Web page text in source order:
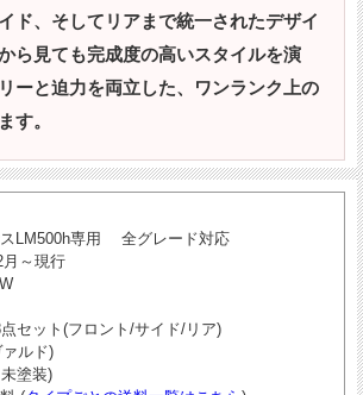
ド、そしてリアまで統一されたデザイ
ら見ても完成度の高いスタイルを演
ーと迫力を両立した、ワンランク上の
す。
スLM500h専用 全グレード対応
月～現行
点セット(フロント/サイド/リア)
ァルド)
塗装)